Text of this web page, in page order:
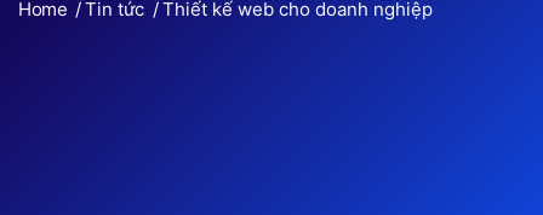
Home Tin tức Thiết kế web cho doanh nghiệp